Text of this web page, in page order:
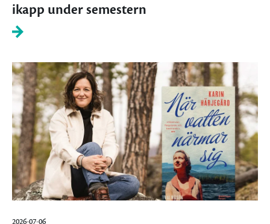
ikapp under semestern
2026-07-06